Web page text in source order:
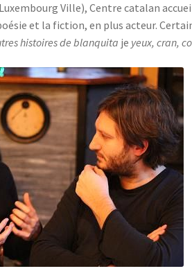
Ville), Centre catalan
et la fiction, en plus acteur.
histoires de blanquita je yeux, cran,